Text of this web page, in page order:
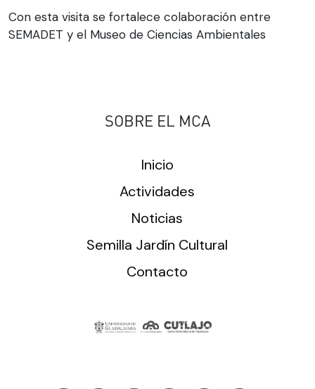
Con esta visita se fortalece colaboración entre
SEMADET y el Museo de Ciencias Ambientales
SOBRE EL MCA
Inicio
Actividades
Noticias
Semilla Jardín Cultural
Contacto